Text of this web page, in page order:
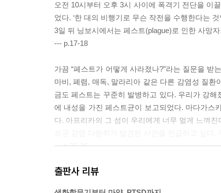
오전 10시부터 오후 3시 사이에 폭격기 전단을 이
었다. ‘한 대의 비행기로 무슨 작전을 수행한다는
3일 뒤 닝보시에서는 페스트(plague)로 인한 사망
--- p.17-18
가끔 “페스트가 어떻게 사라졌나?”라는 질문을
마비, 폐렴, 매독, 말라리아 같은 다른 감염성 질
금도 페스트는 꾸준히 발병하고 있다. 우리가 강
에 내성을 가진 페스트균이 보고되었다. 마다가스
다. 아프리카의 그 섬이 우리에게 너무 멀게 느껴
--- p.25-26
참고로 튜보큐라린은 『셜록 홈스(Sherlock
출판사 리뷰